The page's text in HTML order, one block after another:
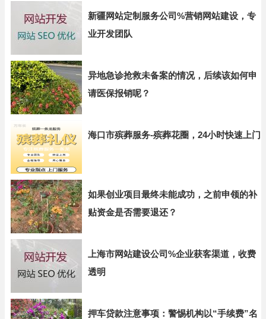
新疆网站定制服务公司%营销网站建设，专
业开发团队
异地急诊抢救未备案的情况，后续该如何申
请医保报销呢？
海口市殡葬服务-殡葬花圈，24小时快速上门
如果创业项目最终未能成功，之前申领的补
贴资金是否需要退还？
上海市网站建设公司%企业获客渠道，收费
透明
押车贷款注意事项：警惕机构以“手续费”名